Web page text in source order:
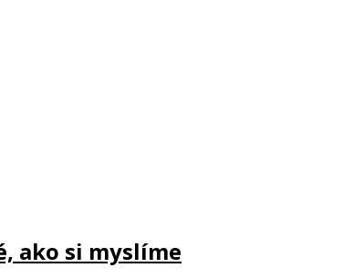
ako si myslíme